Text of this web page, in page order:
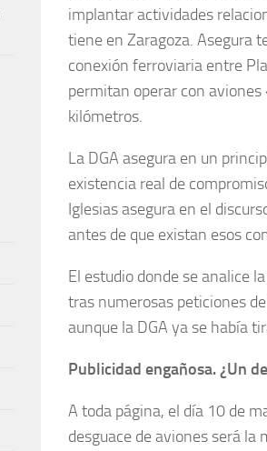
implantar actividades
tiene en Zaragoza. Asegura
conexión ferroviaria entre
permitan operar con
kilómetros.
La DGA asegura en un
existencia real de
Iglesias asegura en el
antes de que existan esos
El estudio donde se analice
tras numerosas peticiones
aunque la DGA ya se había
Publicidad engañosa. ¿Un
A toda página, el día 10 de
desguace de aviones será la